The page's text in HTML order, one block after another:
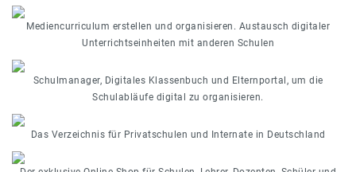
Mediencurriculum erstellen und organisieren. Austausch digitaler
Unterrichtseinheiten mit anderen Schulen
Schulmanager, Digitales Klassenbuch und Elternportal, um die
Schulabläufe digital zu organisieren.
Das Verzeichnis für Privatschulen und Internate in Deutschland